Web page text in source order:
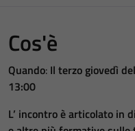
Cos'è
Quando: Il terzo giovedì
13:00
L’ incontro è articolato in